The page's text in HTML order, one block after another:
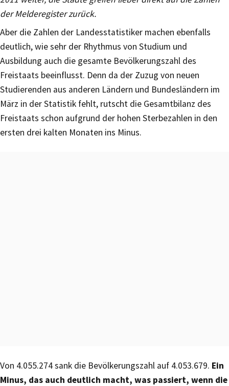
der Melderegister zurück.
Aber die Zahlen der Landesstatistiker machen ebenfalls
deutlich, wie sehr der Rhythmus von Studium und
Ausbildung auch die gesamte Bevölkerungszahl des
Freistaats beeinflusst. Denn da der Zuzug von neuen
Studierenden aus anderen Ländern und Bundesländern im
März in der Statistik fehlt, rutscht die Gesamtbilanz des
Freistaats schon aufgrund der hohen Sterbezahlen in den
ersten drei kalten Monaten ins Minus.
Von 4.055.274 sank die Bevölkerungszahl auf 4.053.679. Ein
Minus, das auch deutlich macht, was passiert, wenn die